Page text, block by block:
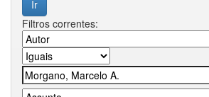
Filtros correntes: